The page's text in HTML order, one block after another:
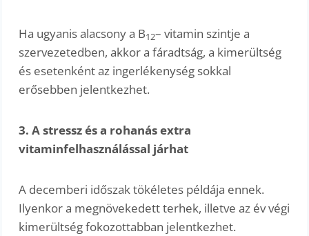
Ha ugyanis alacsony a B12– vitamin szintje a
szervezetedben, akkor a fáradtság, a kimerültség
és esetenként az ingerlékenység sokkal
erősebben jelentkezhet.
3. A stressz és a rohanás extra
vitaminfelhasználással járhat
A decemberi időszak tökéletes példája ennek.
Ilyenkor a megnövekedett terhek, illetve az év végi
kimerültség fokozottabban jelentkezhet.